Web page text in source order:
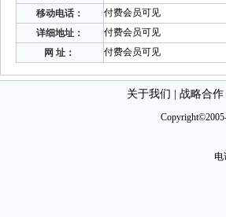
移动电话：
付费会员可见
详细地址：
付费会员可见
网 址：
付费会员可见
关于我们 战略合作|
电